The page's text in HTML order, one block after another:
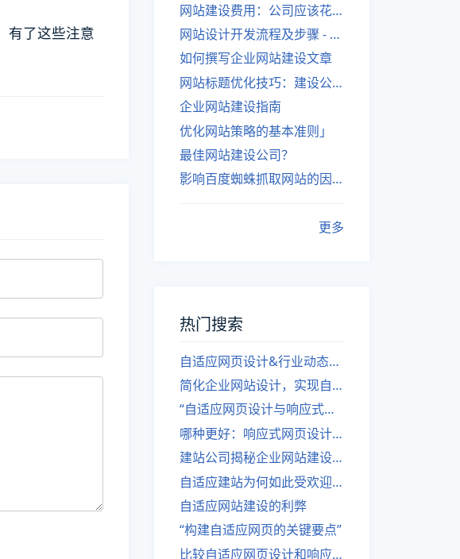
有了这些注意
网站建设费用：公司应该花费多少？
网站设计开发流程及步骤 - 优化后的标题
如何撰写企业网站建设文章
网站标题优化技巧：建设公司的专业指导
企业网站建设指南
优化网站策略的基本准则」
最佳网站建设公司？
影响百度蜘蛛抓取网站的因素有哪些？
更多
热门搜索
自适应网页设计&行业动态，关注建站。
简化企业网站设计，实现自适应设计的方法
“自适应网页设计与响应式网站建设的异同”
哪种更好：响应式网页设计还是自适应网站？
建站公司揭秘企业网站建设核心原则
自适应建站为何如此受欢迎？
自适应网站建设的利弊
“构建自适应网页的关键要点”
比较自适应网页设计和响应式网站的差异